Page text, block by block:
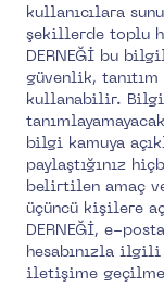
kullanıcılara
şekillerde toplu
DERNEĞİ bu
güvenlik,
kullanabilir.
bilgi kamuya
paylaştığınız
belirtilen amaç
üçüncü kişilere
DERNEĞİ, e-
hesabınızla
iletişime